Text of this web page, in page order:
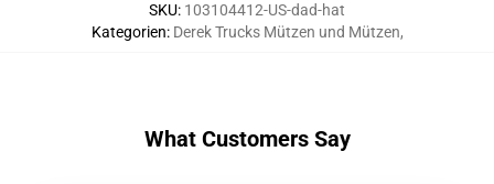
SKU: 103104412-US-dad-hat
Kategorien: Derek Trucks Mützen und Mützen,
What Customers Say